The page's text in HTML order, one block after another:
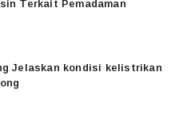
Terkait Pemadaman
Jelaskan kondisi kelistrikan